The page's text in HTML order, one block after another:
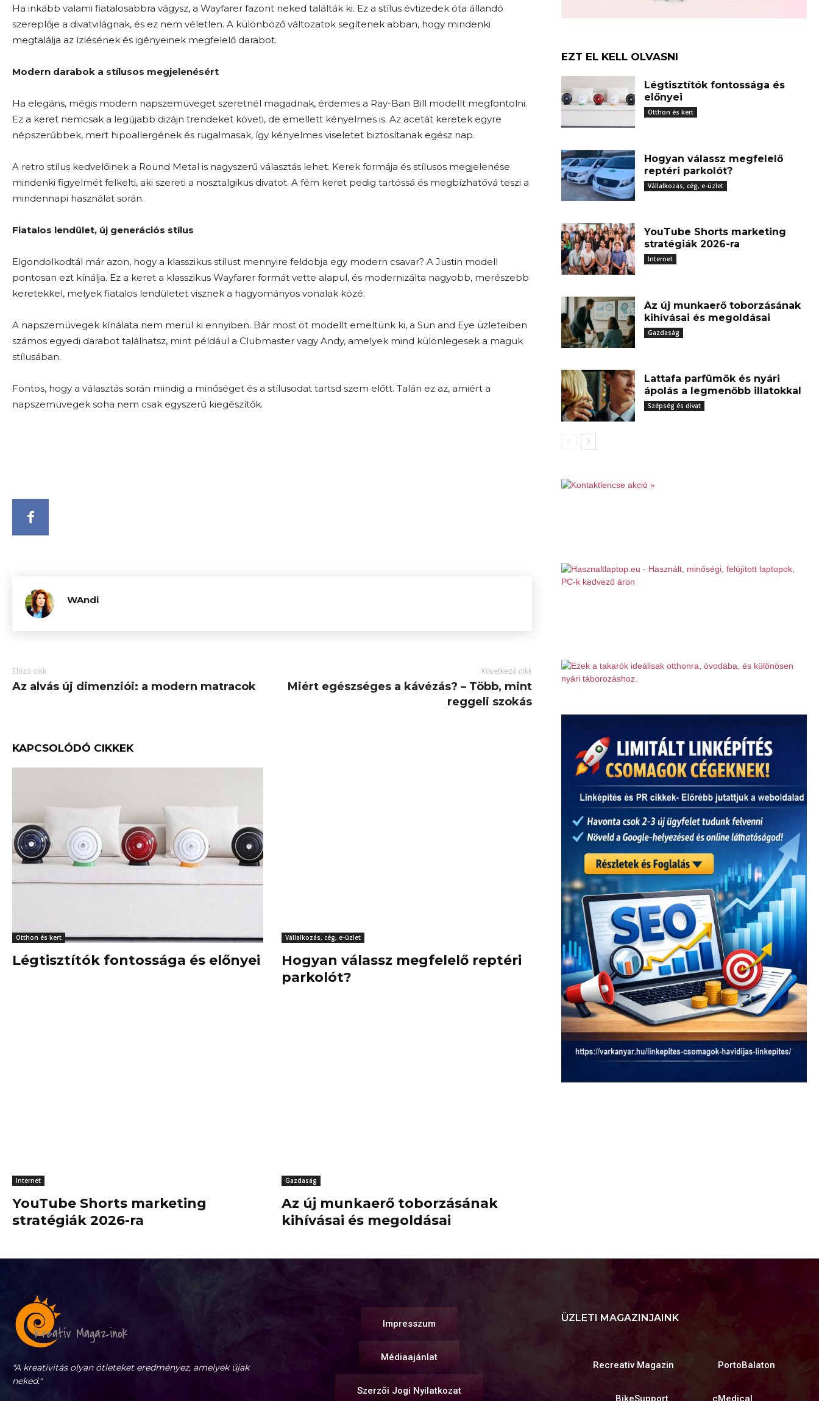
Ha inkább valami fiatalosabbra vágysz, a Wayfarer fazont neked találták ki. Ez a stílus évtizedek óta állandó
szereplője a divatvilágnak, és ez nem véletlen. A különböző változatok segítenek abban, hogy mindenki
megtalálja az ízlésének és igényeinek megfelelő darabot.
Modern darabok a stílusos megjelenésért
Ha elegáns, mégis modern napszemüveget szeretnél magadnak, érdemes a Ray-Ban Bill modellt megfontolni.
Ez a keret nemcsak a legújabb dizájn trendeket követi, de emellett kényelmes is. Az acetát keretek egyre
népszerűbbek, mert hipoallergének és rugalmasak, így kényelmes viseletet biztosítanak egész nap.
A retro stílus kedvelőinek a Round Metal is nagyszerű választás lehet. Kerek formája és stílusos megjelenése
mindenki figyelmét felkelti, aki szereti a nosztalgikus divatot. A fém keret pedig tartóssá és megbízhatóvá teszi a
mindennapi használat során.
Fiatalos lendület, új generációs stílus
Elgondolkodtál már azon, hogy a klasszikus stílust mennyire feldobja egy modern csavar? A Justin modell
pontosan ezt kínálja. Ez a keret a klasszikus Wayfarer formát vette alapul, és modernizálta nagyobb, merészebb
keretekkel, melyek fiatalos lendületet visznek a hagyományos vonalak közé.
A napszemüvegek kínálata nem merül ki ennyiben. Bár most öt modellt emeltünk ki, a Sun and Eye üzleteiben
számos egyedi darabot találhatsz, mint például a Clubmaster vagy Andy, amelyek mind különlegesek a maguk
stílusában.
Fontos, hogy a választás során mindig a minőséget és a stílusodat tartsd szem előtt. Talán ez az, amiért a
napszemüvegek soha nem csak egyszerű kiegészítők.
WAndi
Előző cikk
Az alvás új dimenziói: a modern matracok
Következő cikk
Miért egészséges a kávézás? – Több, mint
reggeli szokás
KAPCSOLÓDÓ CIKKEK
Otthon és kert
Légtisztítók fontossága és előnyei
Vállalkozás, cég, e-üzlet
Hogyan válassz megfelelő reptéri
parkolót?
Internet
YouTube Shorts marketing
stratégiák 2026-ra
Gazdaság
Az új munkaerő toborzásának
kihívásai és megoldásai
EZT EL KELL OLVASNI
Légtisztítók fontossága és
előnyei
Otthon és kert
Hogyan válassz megfelelő
reptéri parkolót?
Vállalkozás, cég, e-üzlet
YouTube Shorts marketing
stratégiák 2026-ra
Internet
Az új munkaerő toborzásának
kihívásai és megoldásai
Gazdaság
Lattafa parfümök és nyári
ápolás a legmenőbb illatokkal
Szépség és divat
"A kreativitás olyan ötleteket eredményez, amelyek újak
neked."
Impresszum
Médiaajánlat
Szerzői Jogi Nyilatkozat
ÜZLETI MAGAZINJAINK
Recreativ Magazin PortoBalaton